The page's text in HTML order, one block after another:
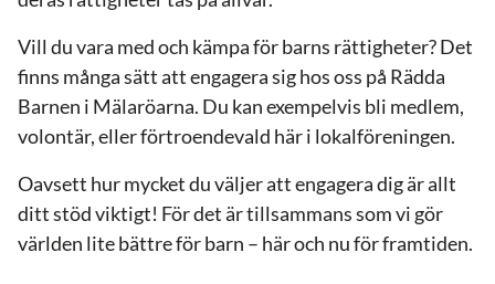
Vill du vara med och kämpa för barns rättigheter? Det
finns många sätt att engagera sig hos oss på Rädda
Barnen i Mälaröarna. Du kan exempelvis bli medlem,
volontär, eller förtroendevald här i lokalföreningen.
Oavsett hur mycket du väljer att engagera dig är allt
ditt stöd viktigt! För det är tillsammans som vi gör
världen lite bättre för barn – här och nu för framtiden.